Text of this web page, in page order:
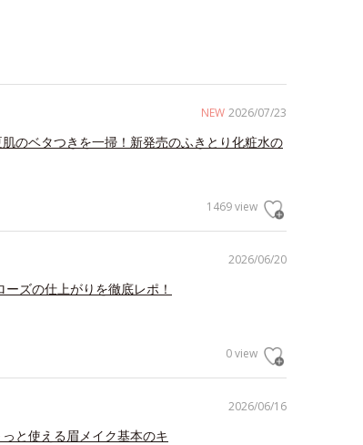
NEW 2026/07/23
肌のベタつきを一掃！新発売のふきとり化粧水の
1469 view
2026/06/20
ーズの仕上がりを徹底レポ！
0 view
2026/06/16
と使える眉メイク基本のキ